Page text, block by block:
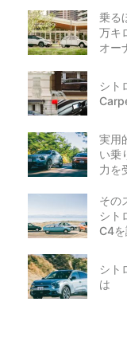
乗る
万キ
オー
シト
実用
い乗
力を
その
シト
C4
シト
は